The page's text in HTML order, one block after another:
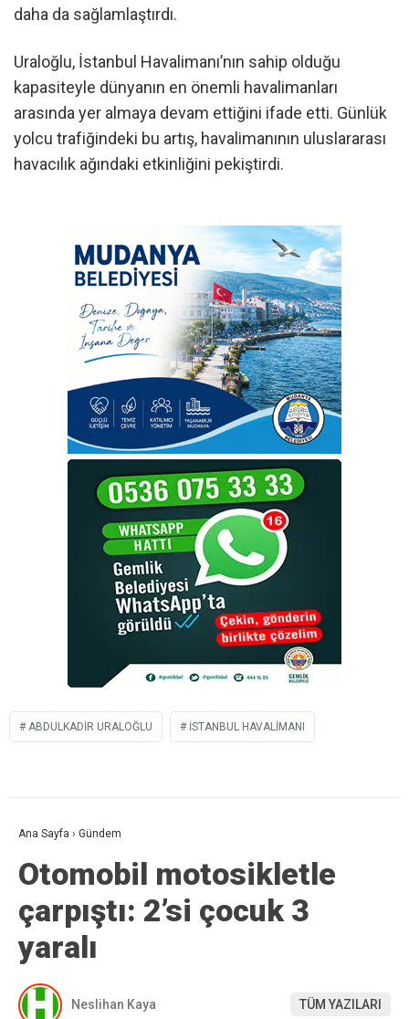
daha da sağlamlaştırdı.
Uraloğlu, İstanbul Havalimanı’nın sahip olduğu
kapasiteyle dünyanın en önemli havalimanları
arasında yer almaya devam ettiğini ifade etti. Günlük
yolcu trafiğindeki bu artış, havalimanının uluslararası
havacılık ağındaki etkinliğini pekiştirdi.
ABDULKADIR URALOĞLU İSTANBUL HAVALIMANI
Ana Sayfa › Gündem
Otomobil motosikletle
çarpıştı: 2’si çocuk 3
yaralı
Neslihan Kaya TÜM YAZILARI